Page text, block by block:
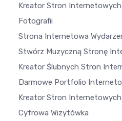
Kreator Stron
Fotografii
Strona Internetowa
Stwórz Muzyczną Stronę
Kreator Ślubnych Stron
Darmowe Portfolio
Kreator Stron Internetowych
Cyfrowa Wizytówka